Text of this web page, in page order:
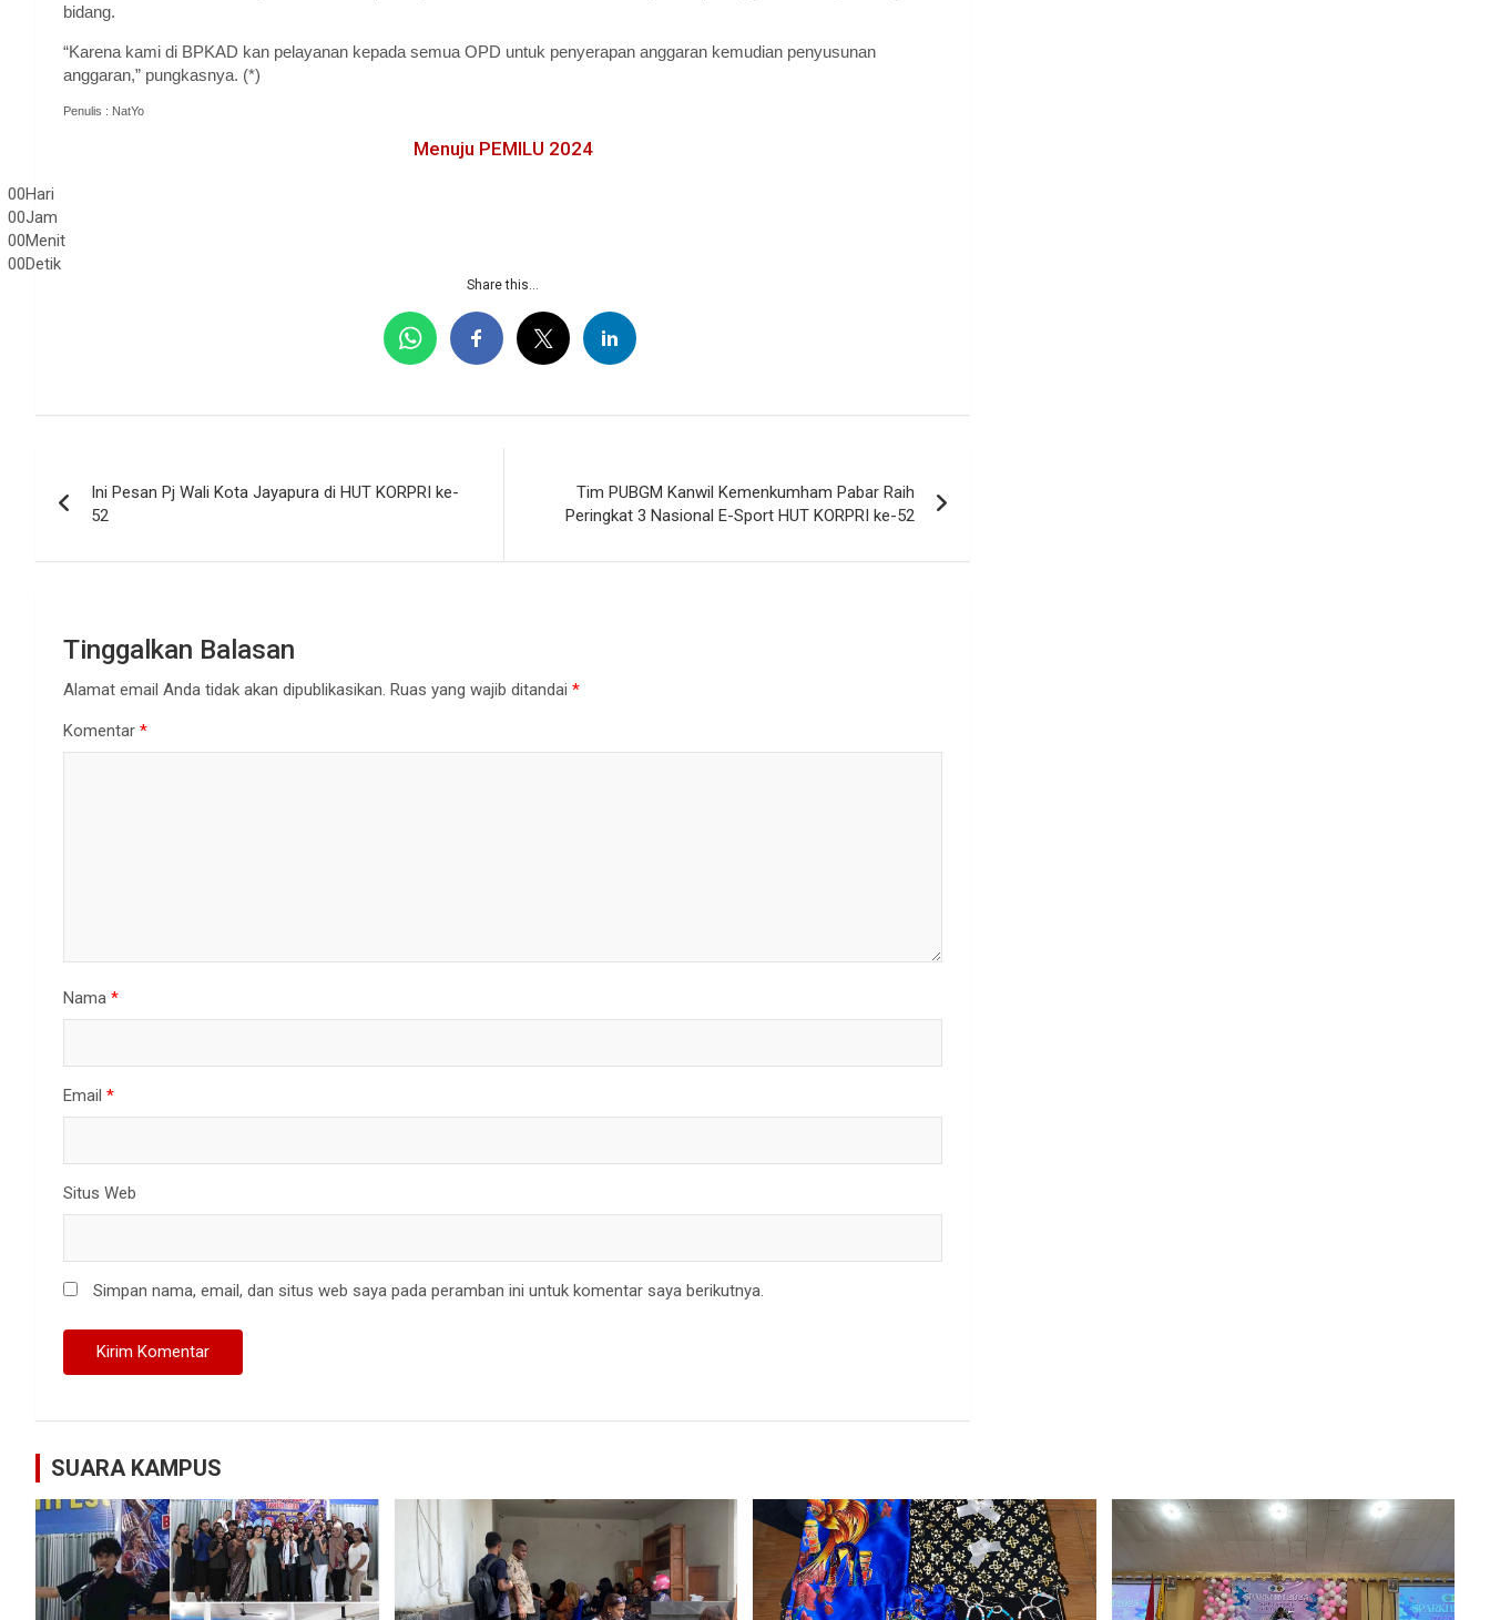
bidang.
“Karena kami di BPKAD kan pelayanan kepada semua OPD untuk penyerapan anggaran kemudian penyusunan
anggaran,” pungkasnya. (*)
Penulis : NatYo
Menuju PEMILU 2024
00Hari
00Jam
00Menit
00Detik
Share this...
pos
Ini Pesan Pj Wali Kota Jayapura di HUT KORPRI ke-
52
Tim PUBGM Kanwil Kemenkumham Pabar Raih
Peringkat 3 Nasional E-Sport HUT KORPRI ke-52
Tinggalkan Balasan
Alamat email Anda tidak akan dipublikasikan. Ruas yang wajib ditandai *
Komentar *
Nama *
Email *
Situs Web
Simpan nama, email, dan situs web saya pada peramban ini untuk komentar saya berikutnya.
SUARA KAMPUS